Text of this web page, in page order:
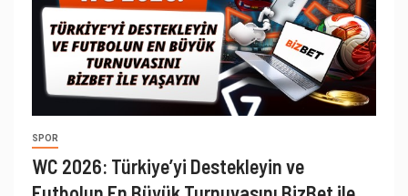
SPOR
WC 2026: Türkiye’yi Destekleyin ve